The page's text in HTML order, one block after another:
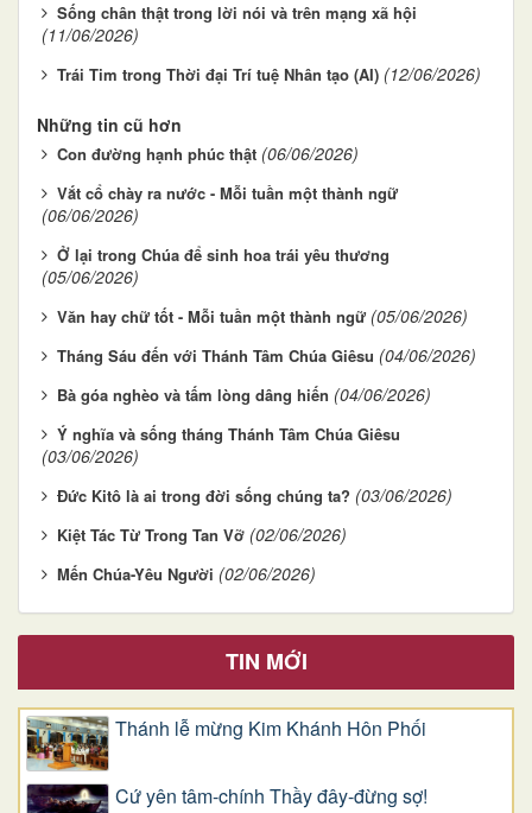
Sống chân thật trong lời nói và trên mạng xã hội
(11/06/2026)
Trái Tim trong Thời đại Trí tuệ Nhân tạo (AI) (12/06/2026)
Những tin cũ hơn
Con đường hạnh phúc thật (06/06/2026)
Vắt cổ chày ra nước - Mỗi tuần một thành ngữ
(06/06/2026)
Ở lại trong Chúa để sinh hoa trái yêu thương
(05/06/2026)
Văn hay chữ tốt - Mỗi tuần một thành ngữ (05/06/2026)
Tháng Sáu đến với Thánh Tâm Chúa Giêsu (04/06/2026)
Bà góa nghèo và tấm lòng dâng hiến (04/06/2026)
Ý nghĩa và sống tháng Thánh Tâm Chúa Giêsu
(03/06/2026)
Đức Kitô là ai trong đời sống chúng ta? (03/06/2026)
Kiệt Tác Từ Trong Tan Vỡ (02/06/2026)
Mến Chúa-Yêu Người (02/06/2026)
TIN MỚI
Thánh lễ mừng Kim Khánh Hôn Phối
Cứ yên tâm-chính Thầy đây-đừng sợ!